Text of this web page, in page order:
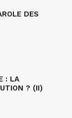
DES
: LA
? (II)